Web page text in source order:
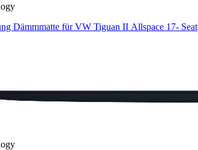
Dämmmatte für VW Tiguan II Allspace 17- Seat